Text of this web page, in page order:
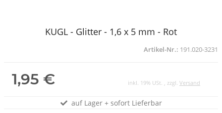
KUGL - Glitter - 1,6 x 5 mm - Rot
Artikel-Nr.: 191.020-3231
1,95 € inkl. 19% USt. , zzgl. Versand
auf Lager + sofort Lieferbar